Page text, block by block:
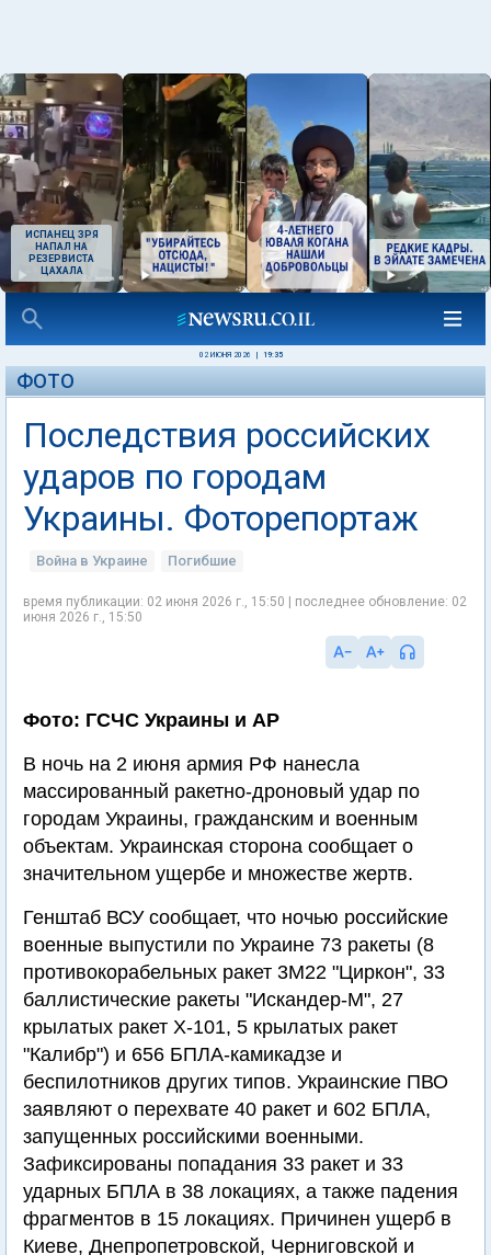
ИСПАНЕЦ ЗРЯ
НАПАЛ НА
РЕЗЕРВИСТА
ЦАХАЛА
02 ИЮНЯ 2026 19:35
ФОТО
Последствия российских
ударов по городам
Украины. Фоторепортаж
Война в Украине Погибшие
время публикации: 02 июня 2026 г., 15:50 | последнее обновление: 02
июня 2026 г., 15:50
Фото: ГСЧС Украины и AP
В ночь на 2 июня армия РФ нанесла
массированный ракетно-дроновый удар по
городам Украины, гражданским и военным
объектам. Украинская сторона сообщает о
значительном ущербе и множестве жертв.
Генштаб ВСУ сообщает, что ночью российские
военные выпустили по Украине 73 ракеты (8
противокорабельных ракет 3М22 "Циркон", 33
баллистические ракеты "Искандер-М", 27
крылатых ракет Х-101, 5 крылатых ракет
"Калибр") и 656 БПЛА-камикадзе и
беспилотников других типов. Украинские ПВО
заявляют о перехвате 40 ракет и 602 БПЛА,
запущенных российскими военными.
Зафиксированы попадания 33 ракет и 33
ударных БПЛА в 38 локациях, а также падения
фрагментов в 15 локациях. Причинен ущерб в
Киеве, Днепропетровской, Черниговской и